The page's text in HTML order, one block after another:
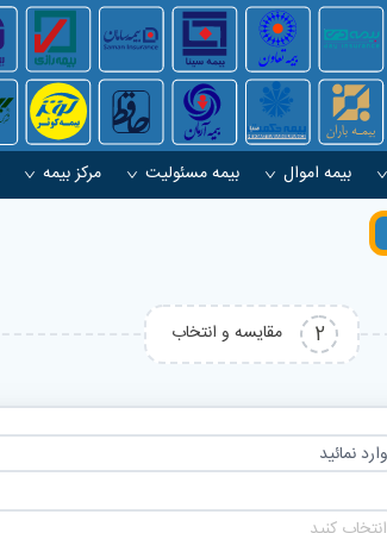
بیمه اموال بیمه مسئولیت مرکز بیمه
2 مقایسه و انتخاب